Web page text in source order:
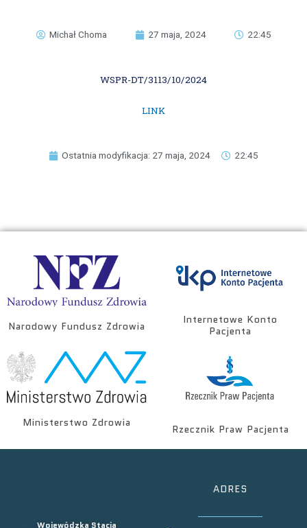
Michał Choma 27 maja, 2024 22:45
WSPR-DT/3113/10/2024
LINK
Ostatnia modyfikacja: 27 maja, 2024 22:45
Narodowy Fundusz Zdrowia
Internetowe Konto
Pacjenta
Ministerstwo Zdrowia
Rzecznik Praw Pacjenta
Wojewódzka Stacja
ADRES